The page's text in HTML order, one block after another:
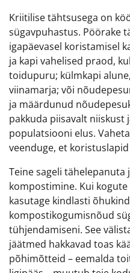
Kriitilise tähtsusega on
sügavpuhastus. Pöörake
igapäevasel koristamisel
ja kapi vahelised praod,
toidupuru; külmkapi
viinamarja; või
ja määrdunud
pakkuda piisavalt niiskust
populatsiooni elus.
veenduge, et
Teine sageli tähelepanuta
kompostimine. Kui
kasutage kindlasti
kompostikogumisnõud
tühjendamiseni. See
jäätmed hakkavad toas
põhimõtteid – eemalda